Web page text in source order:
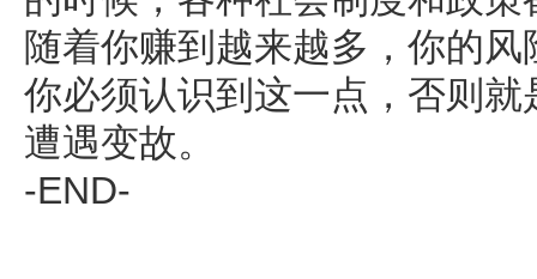
随着你赚到越来越多，你的
你必须认识到这一点，否则
遭遇变故。
-END-